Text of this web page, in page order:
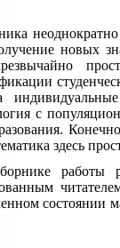
с
здесь
работы
состоянии